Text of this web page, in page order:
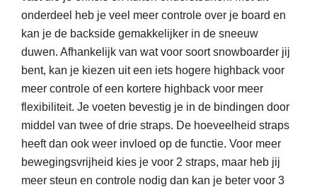
onderdeel heb je veel meer controle over je board en
kan je de backside gemakkelijker in de sneeuw
duwen. Afhankelijk van wat voor soort snowboarder jij
bent, kan je kiezen uit een iets hogere highback voor
meer controle of een kortere highback voor meer
flexibiliteit. Je voeten bevestig je in de bindingen door
middel van twee of drie straps. De hoeveelheid straps
heeft dan ook weer invloed op de functie. Voor meer
bewegingsvrijheid kies je voor 2 straps, maar heb jij
meer steun en controle nodig dan kan je beter voor 3